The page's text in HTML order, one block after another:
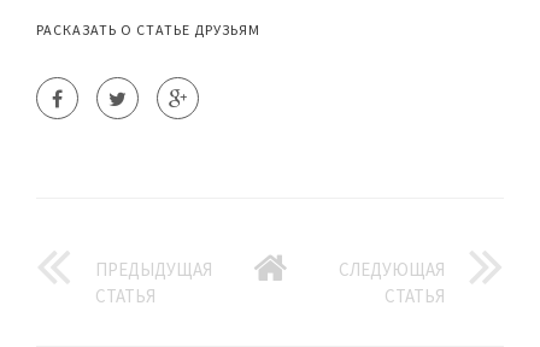
РАСКАЗАТЬ О СТАТЬЕ ДРУЗЬЯМ
ПРЕДЫДУЩАЯ
СТАТЬЯ
СЛЕДУЮЩАЯ
СТАТЬЯ